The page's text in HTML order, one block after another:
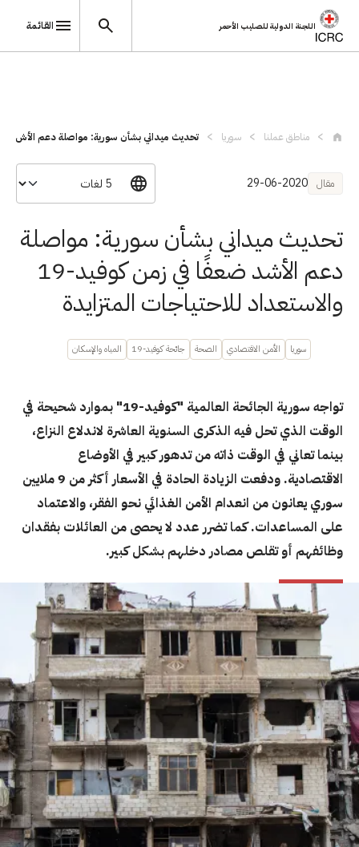
اللجنة الدولية للصليب الأحمر القائمة
مناطق عملنا سوريا تحديث ميداني بشأن سورية: مواصلة دعم الأش...
مقال 29-06-2020
تحديث ميداني بشأن سورية: مواصلة
دعم الأشد ضعفًا في زمن كوفيد-19
والاستعداد للاحتياجات المتزايدة
سوريا الأمن الاقتصادي الصحة جائحة كوفيد-19 المياه والإسكان
تواجه سورية الجائحة العالمية "كوفيد-19" بموارد شحيحة في
الوقت الذي تحل فيه الذكرى السنوية ‏العاشرة لاندلاع النزاع،
بينما تعاني في الوقت ذاته من تدهور كبير في الأوضاع
الاقتصادية. ودفعت الزيادة الحادة في الأسعار أكثر من 9 ملايين
سوري يعانون من انعدام الأمن الغذائي نحو الفقر، والاعتماد
على المساعدات. كما تضرر عدد لا يحصى من العائلات بفقدان
وظائفهم أو تقلص مصادر دخلهم بشكل كبير.